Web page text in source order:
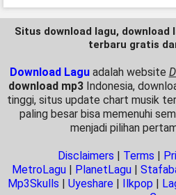
Situs download lagu, download
terbaru gratis
Download Lagu adalah website
download mp3 Indonesia,
tinggi, situs update chart musik
paling besar bisa memenuhi
menjadi pilihan
Disclaimers | Terms |
MetroLagu| PlanetLagu|
Mp3Skulls | Uyeshare | Ilkpop |